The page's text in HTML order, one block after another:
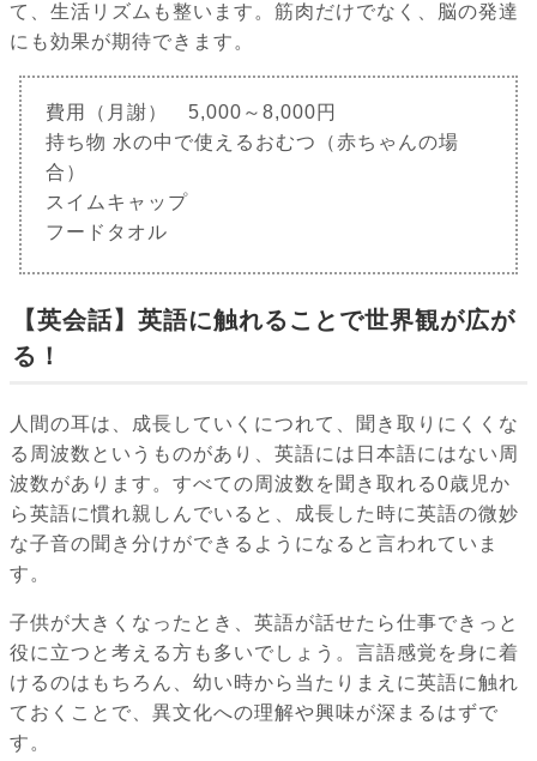
て、生活リズムも整います。筋肉だけでなく、脳の発達
にも効果が期待できます。
費用（月謝） 5,000～8,000円
持ち物 水の中で使えるおむつ（赤ちゃんの場
合）
スイムキャップ
フードタオル
【英会話】英語に触れることで世界観が広が
る！
人間の耳は、成長していくにつれて、聞き取りにくくな
る周波数というものがあり、英語には日本語にはない周
波数があります。すべての周波数を聞き取れる0歳児か
ら英語に慣れ親しんでいると、成長した時に英語の微妙
な子音の聞き分けができるようになると言われていま
す。
子供が大きくなったとき、英語が話せたら仕事できっと
役に立つと考える方も多いでしょう。言語感覚を身に着
けるのはもちろん、幼い時から当たりまえに英語に触れ
ておくことで、異文化への理解や興味が深まるはずで
す。